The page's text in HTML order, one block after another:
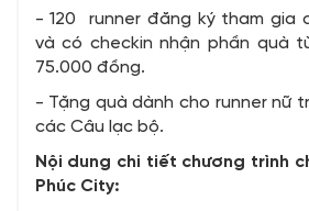
- 120 runner đăng ký tham gia
và có checkin nhận phần quà
75.000 đồng.
- Tặng quà dành cho runner nữ
các Câu lạc bộ.
Nội dung chi tiết chương trình
Phúc City: